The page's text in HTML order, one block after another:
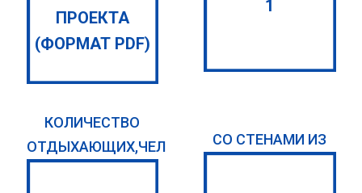
ПРОЕКТА
(ФОРМАТ PDF)
1
КОЛИЧЕСТВО
ОТДЫХАЮЩИХ,ЧЕЛ
СО СТЕНАМИ ИЗ